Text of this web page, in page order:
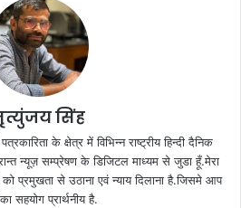
सिंह
के क्षेत्र में विभिन्न राष्ट्रीय हिन्दी दैनिक
न्यूज़ सम्प्रेषण के डिजिटल माध्यम से जुडा हूँ.मेरा
प्रमुखता से उठाना एवं न्याय दिलाना है.जिसमे आप
सहयोग प्रार्थनीय है.